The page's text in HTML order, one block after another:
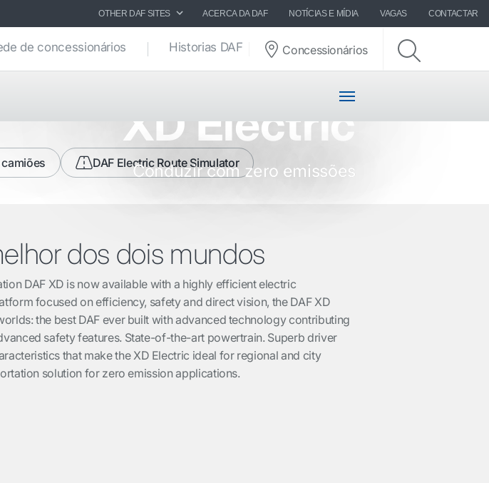
OTHER DAF SITES ACERCA DA DAF NOTÍCIAS E MÍDIA VAGAS CONTACTAR
de concessionários Historias DAF Concessionários
geração DAF
XD Electric
Conduzir com zero emissões
DAF Electric Route Simulator
dos dois mundos
DAF XD is now available with a highly efficient electric
focused on efficiency, safety and direct vision, the DAF XD
the best DAF ever built with advanced technology contributing
safety features. State-of-the-art powertrain. Superb driver
that make the XD Electric ideal for regional and city
solution for zero emission applications.